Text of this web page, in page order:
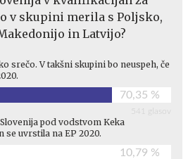
v skupini merila s Poljsko,
in Latvijo?
srečo. V takšni skupini bo neuspeh, če
70,35 %
541 glasov
pod vodstvom Keka
se uvrstila na EP 2020.
10,79 %